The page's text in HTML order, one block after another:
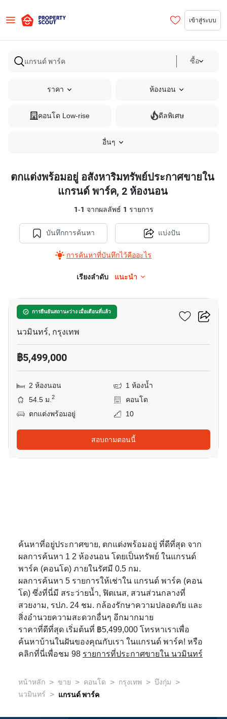
เข้าสู่ระบบ
ซื้อ
ราคา ห้องนอน
คอนโด Low-rise ดีลพิเศษ
อื่นๆ
ตกแต่งพร้อมอยู่ อสังหาริมทรัพย์ประกาศขายใน
แกรนด์ พาร์ค, 2 ห้องนอน
1-1 จากผลลัพธ์ 1 รายการ
บันทึกการค้นหา
การค้นหาที่บันทึกไว้คืออะไร
แบ่งปัน
เรียงลำดับ แนะนำ
การยืนยันสถานะว่าง เมื่อเดือนที่แล้ว
แกรนด์ พาร์ค
นวมินทร์, กรุงเทพ
฿5,499,000
2 ห้องนอน
1 ห้องน้ำ
54.5 ม.2
คอนโด
ตกแต่งพร้อมอยู่
10
สอบถามตอนนี้
ค้นหาที่อยู่ประกาศขาย, ตกแต่งพร้อมอยู่ ที่ดีที่สุด จาก
ผลการค้นหา 1 2 ห้องนอน โดยเป็นทรัพย์ ในแกรนด์
พาร์ค (คอนโด) ภายในรัศมี 0.5 กม.
ผลการค้นหา 5 รายการให้เช่าใน แกรนด์ พาร์ค (คอน
โด) ซึ่งที่นี่มี สระว่ายน้ำ, ฟิตเนส, สวนส่วนกลางที่
สวยงาม, รปภ. 24 ชม. กล้องรักษาความปลอดภัย และ
สิ่งอำนวยความสะดวกอื่นๆ อีกมากมาย
ราคาที่ดีที่สุด เริ่มต้นที่ ฿5,499,000 โทรหาเราเพื่อ
ค้นหาบ้านในฝันของคุณกับเรา ในแกรนด์ พาร์ค! หรือ
คลิกที่นี่เพื่อชม 98 รายการที่ประกาศขายใน นวมินทร์
หน้าหลัก > ขาย > คอนโด > กรุงเทพ > บึงกุ่ม >
นวมินทร์ > แกรนด์ พาร์ค